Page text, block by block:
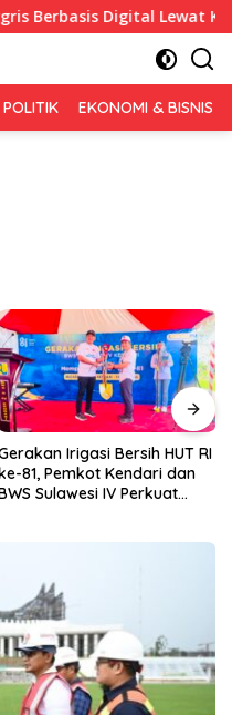
Digital Lewat KKN
POLITIK EKONOMI & BISNIS
Irigasi Bersih HUT RI
81, Pemkot Kendari dan
Sulawesi IV Perkuat